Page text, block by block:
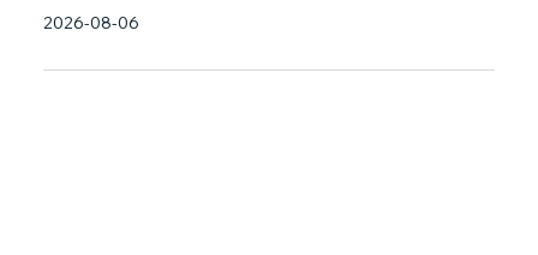
2026-08-06